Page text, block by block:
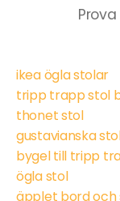
ikea ögla stolar
tripp trapp stol
thonet stol
gustavianska
bygel till tripp
ögla stol
äpplet bord och